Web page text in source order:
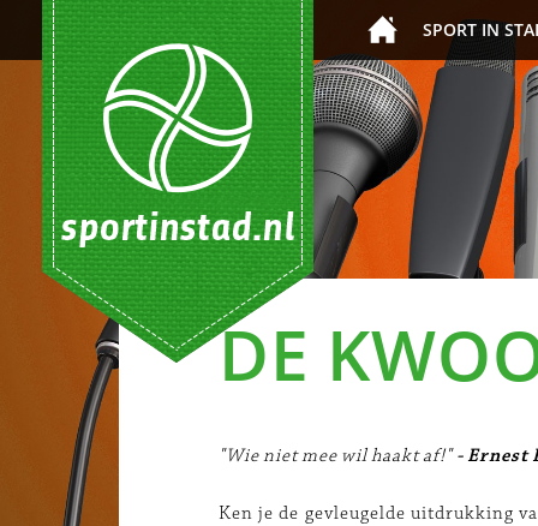
SPORT IN
DE
"Wie niet mee wil haakt af!"- Ernest
Ken je de gevleugelde uitdrukking